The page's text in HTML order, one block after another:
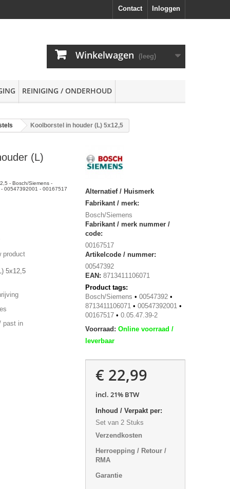
Inloggen
Contact
Winkelwagen (leeg)
REINIGING / ONDERHOUD
Koolborstel in houder (L) 5x12,5
(L)
- Bosch/Siemens -
00547392001 - 00167517
product
5x12,5
past in
Alternatief / Huismerk
Fabrikant / merk:
Bosch/Siemens
Fabrikant / merk nummer /
code:
00167517
Artikelcode / nummer:
00547392
EAN: 8713411106071
Product tags:
Bosch/Siemens • 00547392•
8713411106071 • 00547392001 •
00167517• 0.05.47.39-2
Voorraad: Online voorraad /
leverbaar
€ 22,99
incl. 21% BTW
Inhoud / Verpakt per:
Set van 2 Stuks
Verzendkosten
Herroepping / Retour /
RMA
Garantie